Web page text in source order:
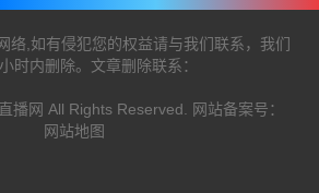
络,如有侵犯您的权益请与我们联系，我们
时内删除。文章删除联系：
播网 All Rights Reserved. 网站备案号：
网站地图